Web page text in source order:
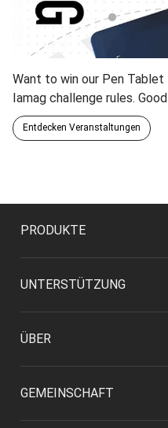
Want to win our Pen
Iamag challenge rules.
Entdecken Veranstaltungen
PRODUKTE
UNTERSTÜTZUNG
ÜBER
GEMEINSCHAFT